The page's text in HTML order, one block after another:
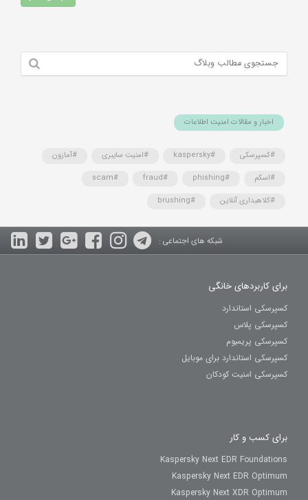
اخبار و مقالات امنیت اطلاعات
#کسپرسکی #kaspersky #امنیت سایبری
#آمازون
#اسکم
#phishing
#fraud
#scam
#کلاهبداری آنلاین
#brushing
شبکه های اجتماعی :
برای کاربردهای خانگی
کسپرسکی استاندارد
کسپرسکی پلاس
کسپرسکی پریمیوم
کسپرسکی استاندارد برای موبایل
کسپرسکی امنیت کودکان
برای کسب و کار
Kaspersky Next EDR Foundations
Kaspersky Next EDR Optimum
Kaspersky Next XDR Optimum